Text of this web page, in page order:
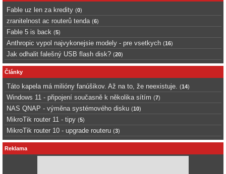
Fable uz len za kredity (0)
zranitelnost ac routerů tenda (6)
Fable 5 is back (5)
Anthropic vypol najvykonejsie modely - pre vsetkych (16)
Jak odhalit falešný USB flash disk? (20)
Články
Táto kapela má milióny fanúšikov. Až na to, že neexistuje. (14)
Windows 11 - připojení současně k několika sítím (7)
NAS QNAP - výměna systémového disku (10)
MikroTik router 11 - tipy (5)
MikroTik router 10 - upgrade routeru (3)
Reklama